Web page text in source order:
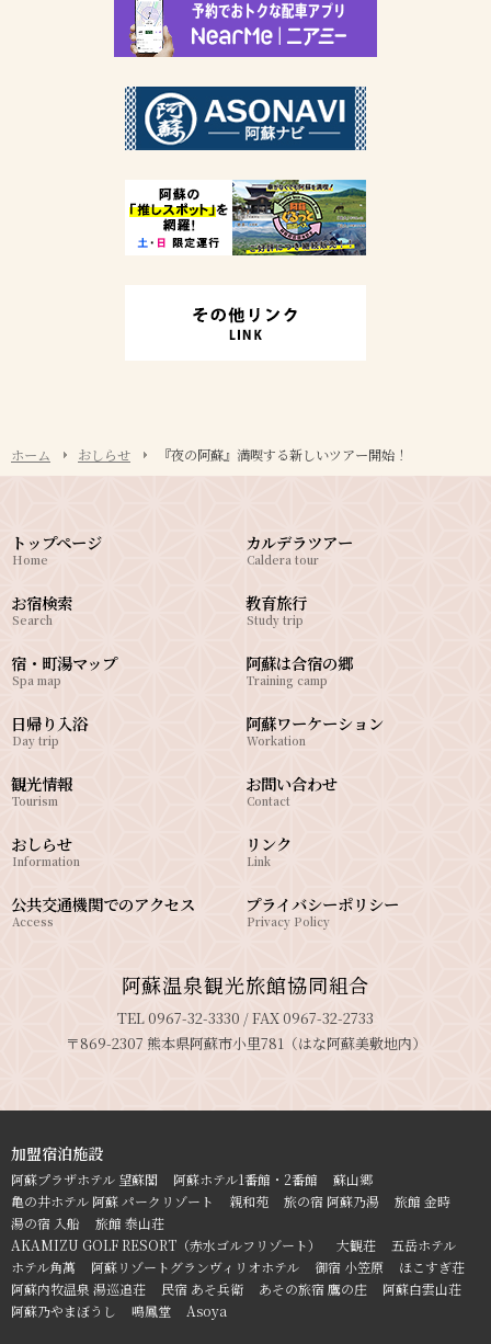
ホーム おしらせ 『夜の阿蘇』満喫する新しいツアー開始！
トップページ
Home
お宿検索
Search
宿・町湯マップ
Spa map
日帰り入浴
Day trip
カルデラツアー
Caldera tour
教育旅行
Study trip
阿蘇は合宿の郷
Training camp
阿蘇ワーケーション
Workation
観光情報
Tourism
おしらせ
Information
公共交通機関でのアクセス
Access
お問い合わせ
Contact
リンク
Link
プライバシーポリシー
Privacy Policy
阿蘇温泉観光旅館協同組合
TEL 0967-32-3330 / FAX 0967-32-2733
〒869-2307 熊本県阿蘇市小里781（はな阿蘇美敷地内）
加盟宿泊施設
阿蘇プラザホテル 望蘇閣 阿蘇ホテル1番館・2番館
蘇山郷
亀の井ホテル 阿蘇 パークリゾート
親和苑 旅の宿 阿蘇乃湯
旅館 金時
湯の宿 入船
旅館 泰山荘
AKAMIZU GOLF RESORT（赤水ゴルフリゾート）
大観荘
五岳ホテル
ホテル角萬
阿蘇リゾートグランヴィリオホテル 御宿 小笠原
ほこすぎ荘
阿蘇内牧温泉 湯巡追荘
民宿 あそ兵衛 あその旅宿 鷹の庄
阿蘇白雲山荘
阿蘇乃やまぼうし
鳴鳳堂 Asoya